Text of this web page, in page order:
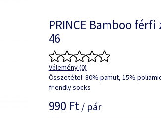
PRINCE Bamboo
46
Vélemény (0)
Összetétel: 80% pamut, 15%
friendly socks
990 Ft/ pár